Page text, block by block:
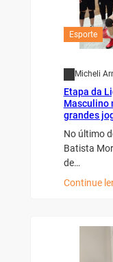
Esporte
Micheli
Etapa da
Masculino
grandes
No último
Batista
de…
Continue